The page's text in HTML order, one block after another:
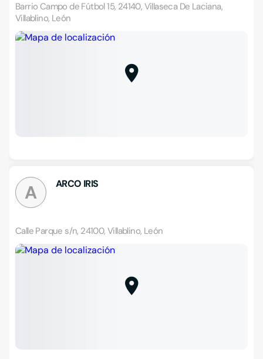
Barrio Campo de Fútbol 15, 24140, Villaseca De Laciana,
Villablino, León
A ARCO IRIS
Calle Parque s/n, 24100, Villablino, León